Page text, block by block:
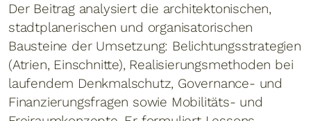
Der Beitrag analysiert die architektonischen,
stadtplanerischen und organisatorischen
Bausteine der Umsetzung: Belichtungsstrategien
(Atrien, Einschnitte), Realisierungsmethoden bei
laufendem Denkmalschutz, Governance- und
Finanzierungsfragen sowie Mobilitäts- und